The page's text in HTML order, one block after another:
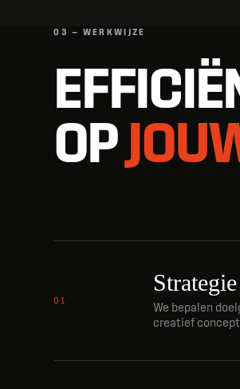
03 — WERKWIJZE
OP
01
We bepalen
creatief